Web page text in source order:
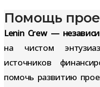
Помощь
Lenin Crew —
на чистом
источников
помочь развитию